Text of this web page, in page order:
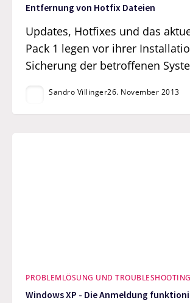
Entfernung von Hotfix Dateien
Updates, Hotfixes und das
Pack 1 legen vor ihrer
Sicherung der betroffenen
Sandro Villinger26. November 2013
PROBLEMLÖSUNG UND
Windows XP - Die Anmeldung